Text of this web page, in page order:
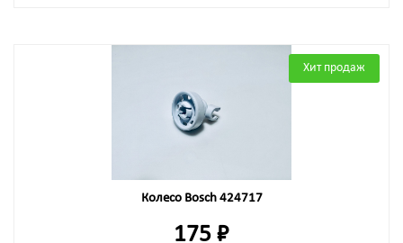
Хит продаж
Колесо Bosch 424717
175 ₽